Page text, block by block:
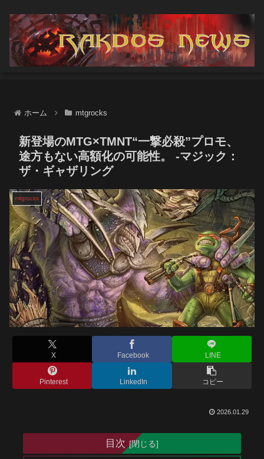
ホーム mtgrocks
新登場のMTG×TMNT“一撃必殺”プロモ、
途方もない高額化の可能性。 -マジック：
ザ・ギャザリング
mtgrocks
X Facebook LINE
Pinterest LinkedIn コピー
2026.01.29
目次